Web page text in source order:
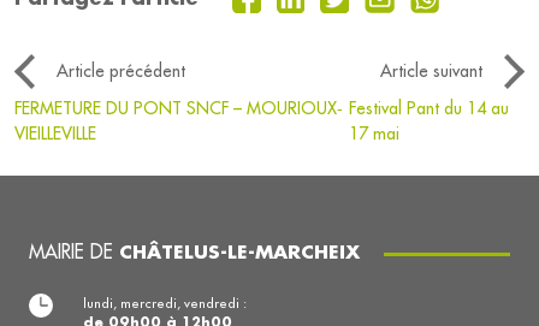
Article précédent
Article suivant
FERMETURE DU PONT SNCF – MOURIOUX‐
VIEILLEVILLE
Festival Pant du 14 au
17 mai
MAIRIE DE CHÂTELUS-LE-MARCHEIX
lundi, mercredi, vendredi :
de 09h00 à 12h00